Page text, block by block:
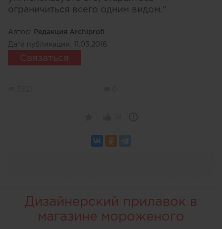
ограничиться всего одним видом."
Автор: Редакция Archiprofi
Дата публикации: 11.03.2016
Связаться
Дизайнерский прилавок в
магазине мороженого